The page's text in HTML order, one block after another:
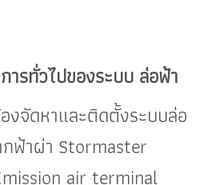
ารทั่วไปของระบบ ล่อฟ้า
หาและติดตั้งระบบล่อ
ฟ้าผ่า Stormaster
air terminal